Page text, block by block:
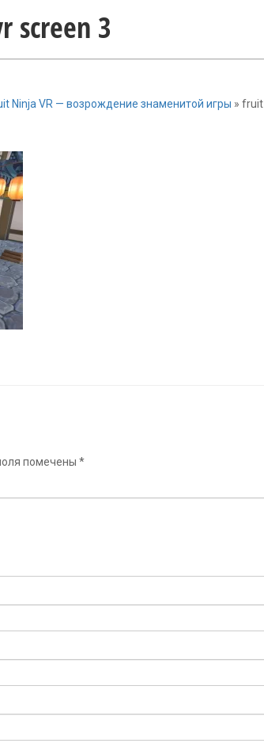
screen 3
Ninja VR — возрождение знаменитой игры » fruit
помечены *